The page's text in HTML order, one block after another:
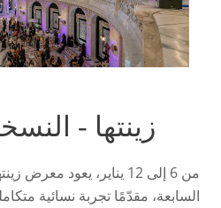
زينتها -
من 6 إلى 12 يناير، يعود
السابعة، مقدّمًا تجربة نسائية